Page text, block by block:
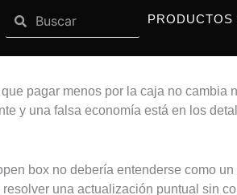
OPEN SISTEMAS
MARCAS OPEN MARCAS
PRODUCTOS
pagar menos por la caja no
y una falsa economía está en los
box no debería entenderse como
una actualización puntual sin